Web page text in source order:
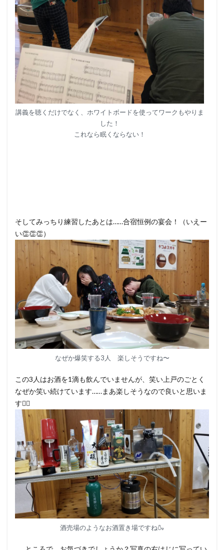
講義を聴くだけでなく、ホワイトボードを使ってワークもやりま
した！
これなら眠くならない！
そしてみっちり練習したあとは……合宿恒例の宴会！（いえー
い👏👏👏）
なぜか爆笑する3人 楽しそうですね〜
この3人はお酒を1滴も飲んでいませんが、笑い上戸のごとく
なぜか笑い続けています……まあ楽しそうなので良いと思いま
す🙋‍♀️
酒売場のようなお酒置き場ですね🍶